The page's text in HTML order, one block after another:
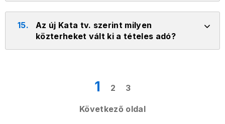
15.
Az új Kata tv. szerint milyen
közterheket vált ki a tételes adó?
1 2 3
Következő oldal